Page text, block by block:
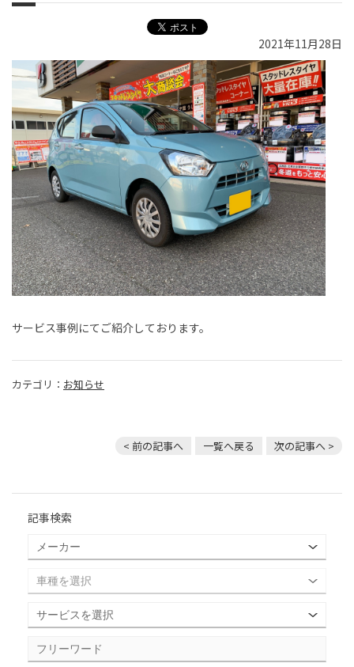
2021年11月28日
サービス事例にてご紹介しております。
カテゴリ： お知らせ
< 前の記事へ 一覧へ戻る 次の記事へ >
記事検索